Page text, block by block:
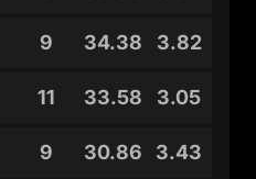
9 34.38 3.82
11 33.58 3.05
9 30.86 3.43